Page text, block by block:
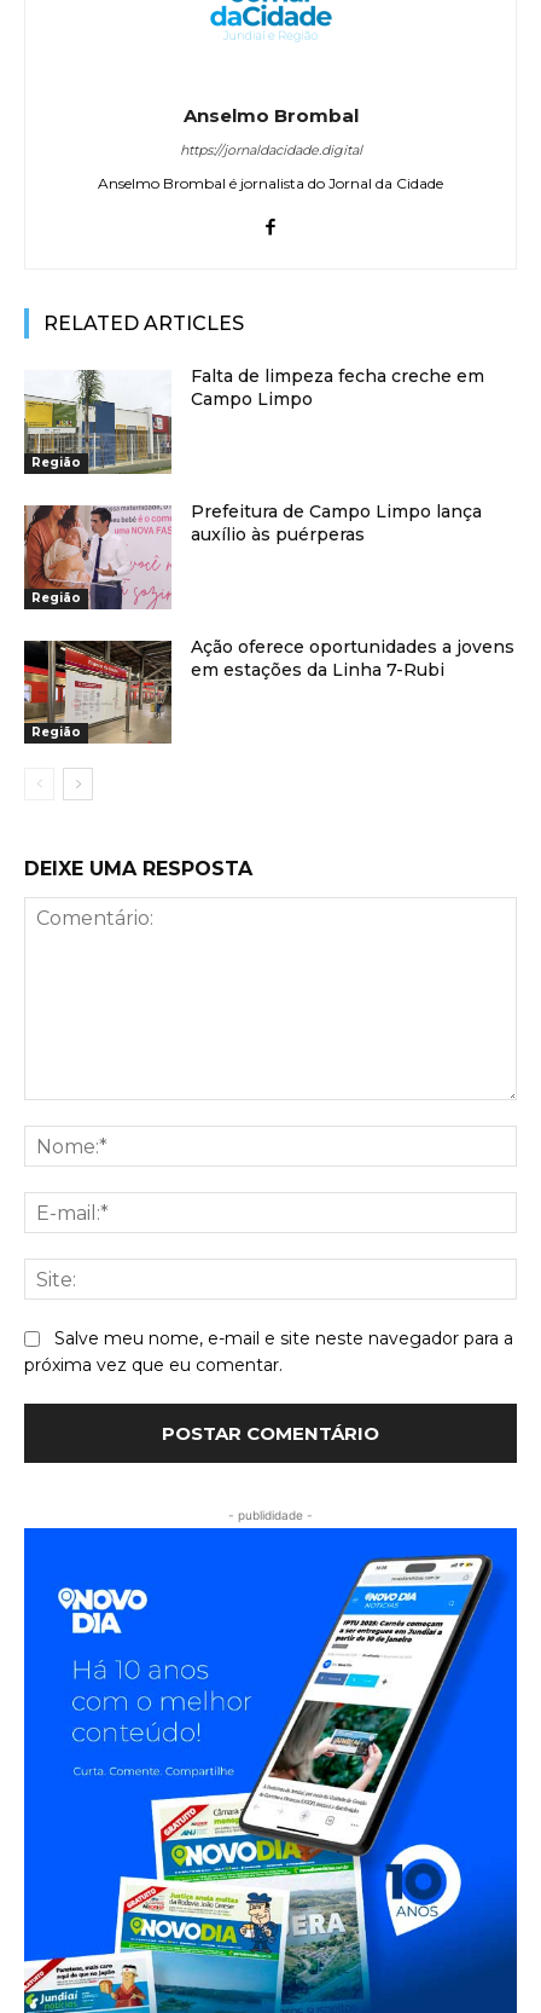
Anselmo Brombal
https://jornaldacidade.digital
Anselmo Brombal é jornalista do Jornal da Cidade
RELATED ARTICLES
Região
Falta de limpeza fecha creche em
Campo Limpo
Região
Prefeitura de Campo Limpo lança
auxílio às puérperas
Região
Ação oferece oportunidades a jovens
em estações da Linha 7-Rubi
DEIXE UMA RESPOSTA
Salve meu nome, e-mail e site neste navegador para a
próxima vez que eu comentar.
- publididade -